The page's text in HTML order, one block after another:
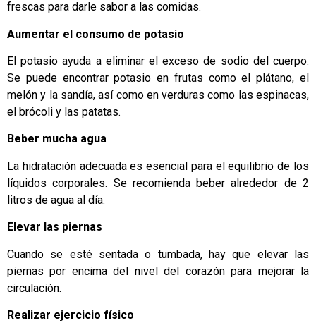
frescas para darle sabor a las comidas.
Aumentar el consumo de potasio
El potasio ayuda a eliminar el exceso de sodio del cuerpo.
Se puede encontrar potasio en frutas como el plátano, el
melón y la sandía, así como en verduras como las espinacas,
el brócoli y las patatas.
Beber mucha agua
La hidratación adecuada es esencial para el equilibrio de los
líquidos corporales. Se recomienda beber alrededor de 2
litros de agua al día.
Elevar las piernas
Cuando se esté sentada o tumbada, hay que elevar las
piernas por encima del nivel del corazón para mejorar la
circulación.
Realizar ejercicio físico